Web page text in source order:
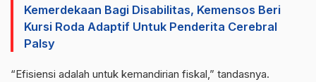
Kemerdekaan Bagi Disabilitas, Kemensos Beri
Kursi Roda Adaptif Untuk Penderita Cerebral
Palsy
“Efisiensi adalah untuk kemandirian fiskal,” tandasnya.